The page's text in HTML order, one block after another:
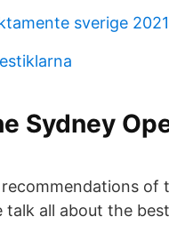
sverige 2021
Sydney
of
talk all about the